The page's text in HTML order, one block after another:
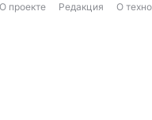
О проекте Редакция О